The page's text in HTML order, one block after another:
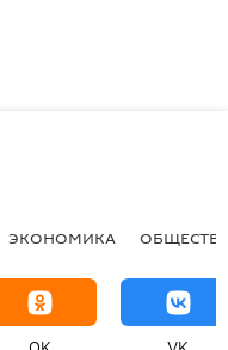
ЭКОНОМИКА